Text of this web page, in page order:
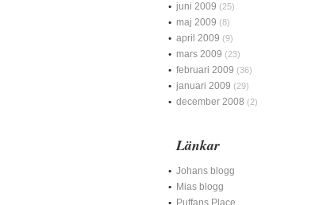
juni 2009 (25)
maj 2009 (8)
april 2009 (9)
mars 2009 (23)
februari 2009 (36)
januari 2009 (29)
december 2008 (2)
Länkar
Johans blogg
Mias blogg
Puffans Place